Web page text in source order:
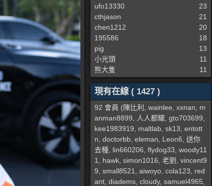
ufo13330
23
cthjason
21
chen1212
20
195586
18
pig
13
小光頭
11
熊大隻
11
現有在線 ( 1427 )
92 會員 (陳比利 wainlee xxnan
m
anman8899
人人都耀 gto703699
kee1983919
maltlab sk13 entott
n doctorbb eleman Leon6 送你
去種 lin660206 flydog33 woody11
1
hawk simon1016 老劉
vincent9
9 small8521 aiwoyo cola123
red
ant diadems cloudy, samuel4965